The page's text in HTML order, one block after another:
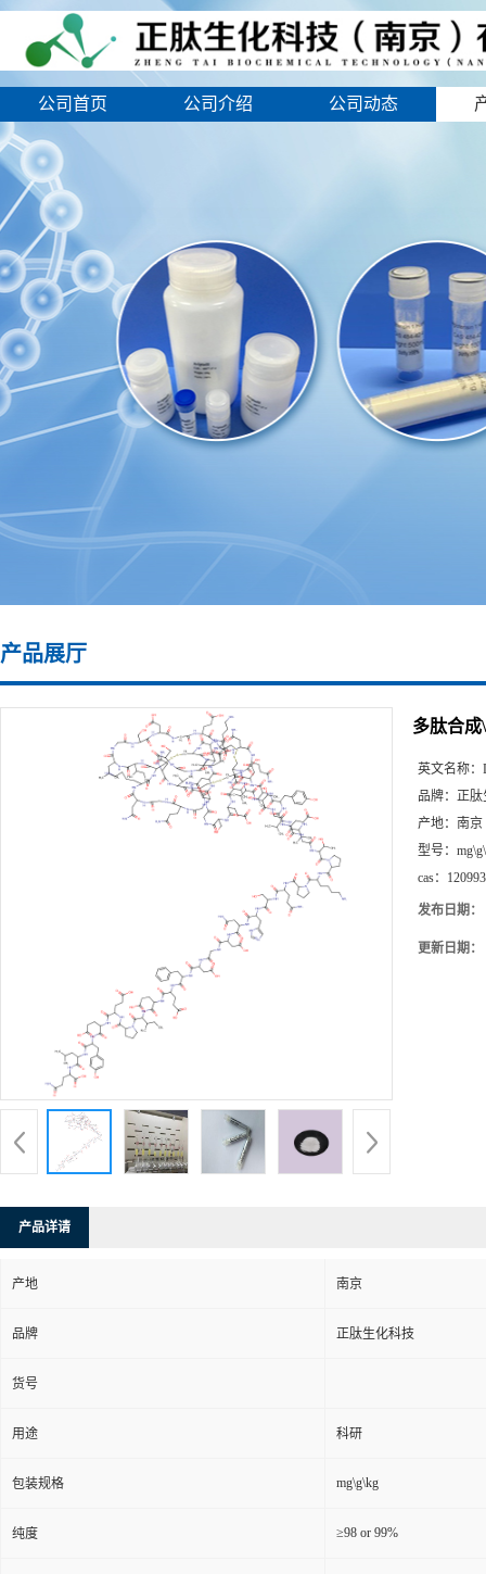
公司首页 公司介绍 公司动态
产品展厅
多肽合成
英文名称：
品牌： 正肽
产地： 南京
型号：
cas：
发布日期：
更新日期：
产品详请
产地 南京
品牌 正肽生化科技
货号
用途 科研
包装规格 mg\g\kg
纯度 ≥98 or 99%